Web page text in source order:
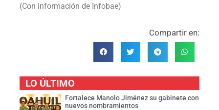
(Con información de Infobae)
Compartir en:
LO ÚLTIMO
Fortalece Manolo Jiménez su gabinete con
nuevos nombramientos